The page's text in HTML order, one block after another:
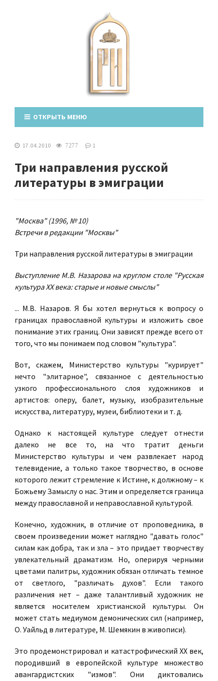
ОТКРЫТЬ МЕНЮ
17.04.2010 7277 1
Три направления русской
литературы в эмиграции
"Москва" (1996, № 10)
Встречи в редакции "Москвы"
Три направления русской литературы в эмиграции
Выступление М.В. Назарова на круглом столе "Русская
культура ХХ века: старые и новые смыслы"
... М.В. Назаров. Я бы хотел вернуться к вопросу о
границах православной культуры и изложить свое
понимание этих границ. Они зависят прежде всего от
того, что мы понимаем под словом "культура".
Вот, скажем, Министерство культуры "курирует"
нечто "элитарное", связанное с деятельностью
узкого профессионального слоя художников и
артистов: оперу, балет, музыку, изобразительные
искусства, литературу, музеи, библиотеки и т. д.
Однако к настоящей культуре следует отнести
далеко не все то, на что тратит деньги
Министерство культуры и чем развлекает народ
телевидение, а только такое творчество, в основе
которого лежит стремление к Истине, к должному – к
Божьему Замыслу о нас. Этим и определяется граница
между православной и неправославной культурой.
Конечно, художник, в отличие от проповедника, в
своем произведении может наглядно "давать голос"
силам как добра, так и зла – это придает творчеству
увлекательный драматизм. Но, оперируя черными
цветами палитры, художник обязан отличать темное
от светлого, "различать духов". Если такого
различения нет – даже талантливый художник не
является носителем христианской культуры. Он
может стать медиумом демонических сил (например,
О. Уайльд в литературе, М. Шемякин в живописи).
Это продемонстрировал и катастрофический XX век,
породивший в европейской культуре множество
авангардистских "измов". Они диктовались